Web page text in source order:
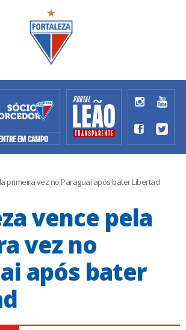
ENTRE EM CAMPO
primeira vez no Paraguai após bater Libertad
vence pela
vez no
após bater